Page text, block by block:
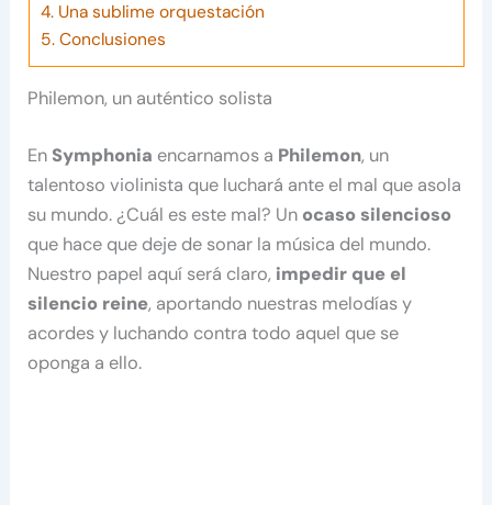
4.Una sublime orquestación
5.Conclusiones
Philemon, un auténtico solista
En Symphonia encarnamos a Philemon, un
talentoso violinista que luchará ante el mal que asola
su mundo. ¿Cuál es este mal? Un ocaso silencioso
que hace que deje de sonar la música del mundo.
Nuestro papel aquí será claro, impedir que el
silencio reine, aportando nuestras melodías y
acordes y luchando contra todo aquel que se
oponga a ello.